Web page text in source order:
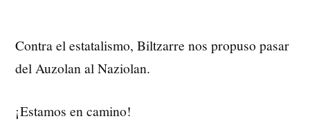
Contra el estatalismo, Biltzarre nos propuso pasar
del Auzolan al Naziolan.
¡Estamos en camino!